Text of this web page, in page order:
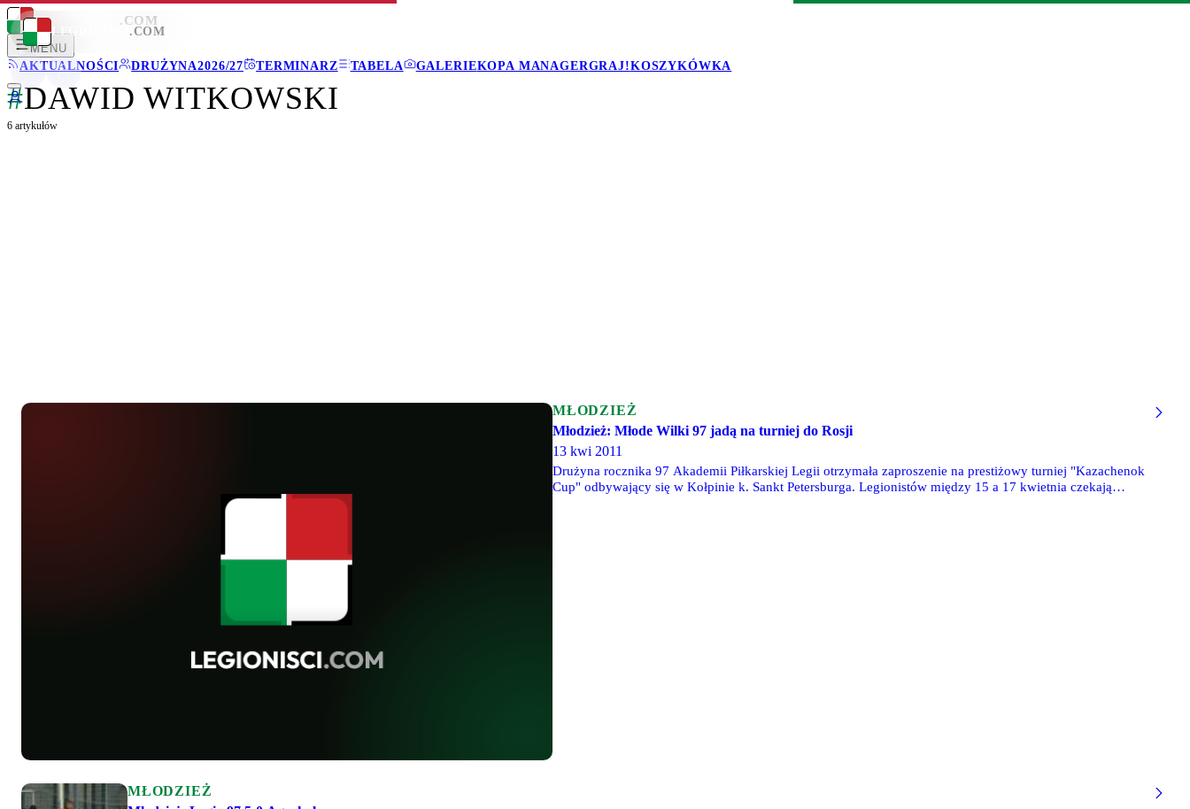
LEGIONISCI .COM
MENU
AKTUALNOŚCI
DRUŻYNA2026/27 TERMINARZ TABELA GALERIEKOPA MANAGERGRAJ!KOSZYKÓWKA
LEGIONISCI .COM
#DAWID WITKOWSKI
6 artykułów
MŁODZIEŻ
Młodzież: Młode Wilki 97 jadą na turniej do Rosji
13 kwi 2011
Drużyna rocznika 97 Akademii Piłkarskiej Legii otrzymała zaproszenie na prestiżowy turniej "Kazachenok
Cup" odbywający się w Kołpinie k. Sankt Petersburga. Legionistów między 15 a 17 kwietnia czekają
MŁODZIEŻ